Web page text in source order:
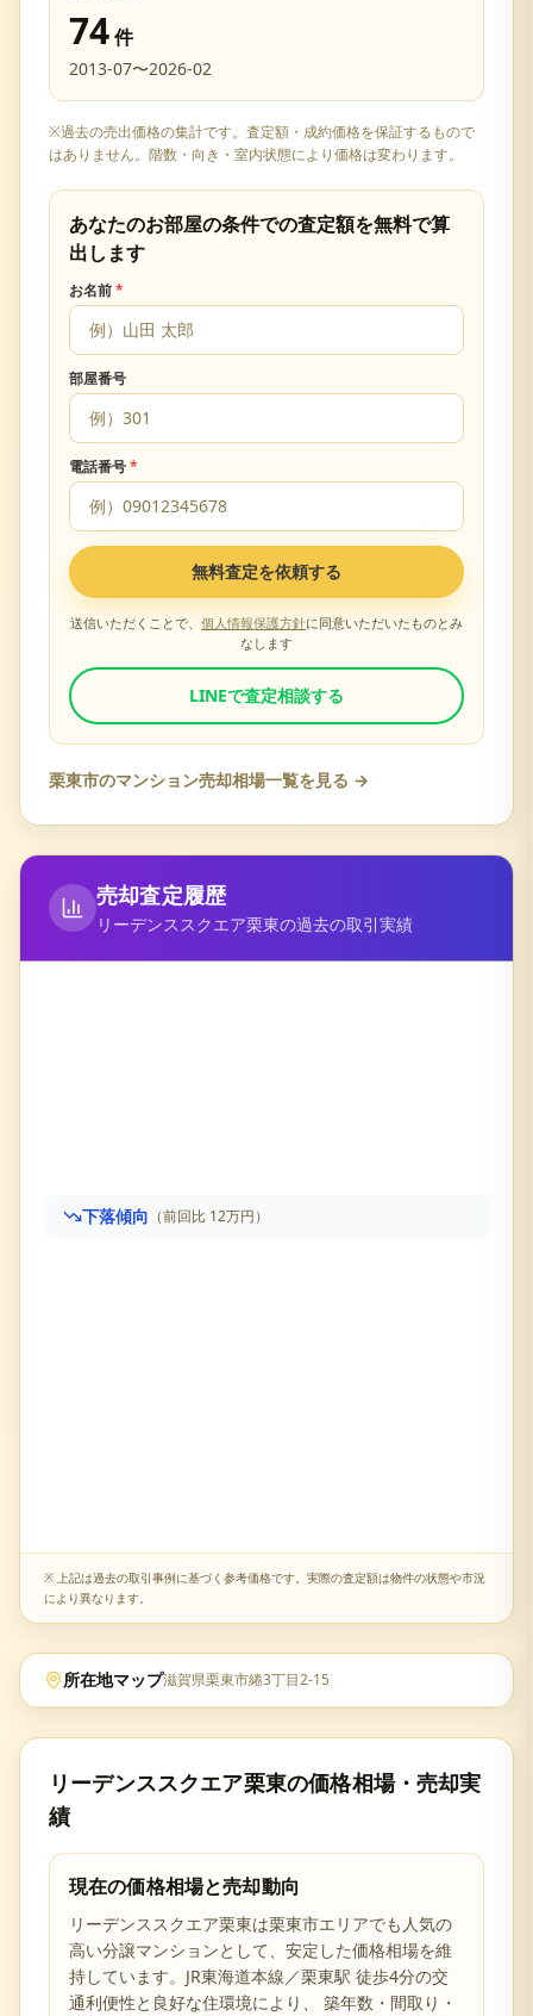
74件
2013-07〜2026-02
※過去の売出価格の集計です。査定額・成約価格を保証するもので
はありません。階数・向き・室内状態により価格は変わります。
あなたのお部屋の条件での査定額を無料で算
出します
お名前*
部屋番号
電話番号*
無料査定を依頼する
送信いただくことで、 個人情報保護方針に同意いただいたものとみ
なします
LINEで査定相談する
栗東市のマンション売却相場一覧を見る →
売却査定履歴
リーデンススクエア栗東の過去の取引実績
下落傾向 （前回比 12万円）
※ 上記は過去の取引事例に基づく参考価格です。実際の査定額は物件の状態や市況
により異なります。
所在地マップ滋賀県栗東市綣3丁目2-15
リーデンススクエア栗東の価格相場・売却実
績
現在の価格相場と売却動向
リーデンススクエア栗東は栗東市エリアでも人気の
高い分譲マンションとして、安定した価格相場を維
持しています。 JR東海道本線／栗東駅 徒歩4分の交
通利便性と 良好な住環境により、 築年数・間取り・